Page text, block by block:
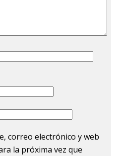
correo electrónico y web
la próxima vez que